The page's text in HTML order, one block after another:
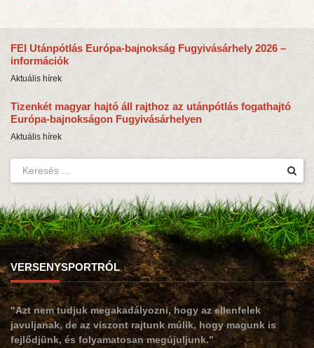
FEI Utánpótlás Európa-bajnokság Fugyivásárhely 2026 –
információk
Aktuális hírek
Tizenkét magyar hajtó áll rajthoz az utánpótlás fogathajtó
Európa-bajnokságon Fugyivásárhelyen
Aktuális hírek
VERSENYSPORTRÓL
"Azt nem tudjuk megakadályozni, hogy az ellenfelek
javuljanak, de az viszont rajtunk múlik, hogy magunk is
fejlődjünk, és folyamatosan megújuljunk."